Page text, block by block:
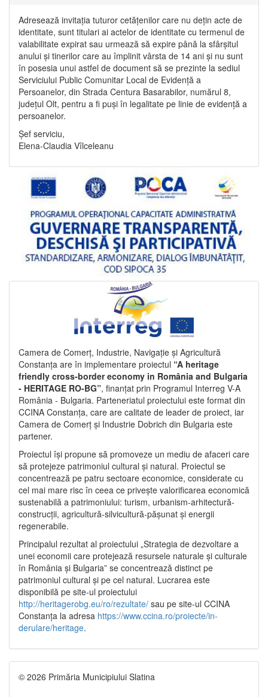
Adresează invitația tuturor cetățenilor care nu dețin acte de
identitate, sunt titulari ai actelor de identitate cu termenul de
valabilitate expirat sau urmează să expire până la sfârșitul
anului și tinerilor care au împlinit vârsta de 14 ani și nu sunt
în posesia unui astfel de document să se prezinte la sediul
Serviciului Public Comunitar Local de Evidență a
Persoanelor, din Strada Centura Basarabilor, numărul 8,
județul Olt, pentru a fi puși în legalitate pe linie de evidență a
persoanelor.
Șef serviciu,
Elena-Claudia Vîlceleanu
Camera de Comerț, Industrie, Navigație și Agricultură
Constanța are în implementare proiectul “A heritage
friendly cross-border economy in România and Bulgaria
- HERITAGE RO-BG”, finanțat prin Programul Interreg V-A
România - Bulgaria. Parteneriatul proiectului este format din
CCINA Constanța, care are calitate de leader de proiect, iar
Camera de Comerț și Industrie Dobrich din Bulgaria este
partener.
Proiectul își propune să promoveze un mediu de afaceri care
să protejeze patrimoniul cultural și natural. Proiectul se
concentrează pe patru sectoare economice, considerate cu
cel mai mare risc în ceea ce privește valorificarea economică
sustenabilă a patrimoniului: turism, urbanism-arhitectură-
construcții, agricultură-silvicultură-pășunat și energii
regenerabile.
Principalul rezultat al proiectului „Strategia de dezvoltare a
unei economii care protejează resursele naturale și culturale
în România și Bulgaria” se concentrează distinct pe
patrimoniul cultural și pe cel natural. Lucrarea este
disponibilă pe site-ul proiectului
http://heritagerobg.eu/ro/rezultate/ sau pe site-ul CCINA
Constanța la adresa https://www.ccina.ro/proiecte/in-
derulare/heritage.
© 2026 Primăria Municipiului Slatina